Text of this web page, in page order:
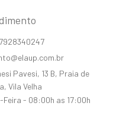
Pavesi, 13 B, Praia de
Vila Velha
- 08:00h as 17:00h